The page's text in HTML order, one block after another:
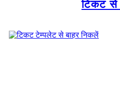
टिकट से